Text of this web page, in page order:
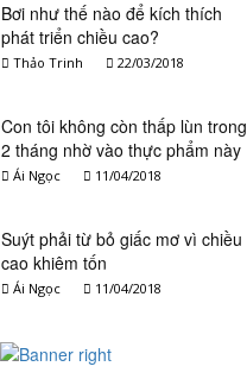
Bơi như thế nào để kích thích
phát triển chiều cao?
Thảo Trinh 22/03/2018
Con tôi không còn thấp lùn trong
2 tháng nhờ vào thực phẩm này
Ái Ngọc 11/04/2018
Suýt phải từ bỏ giấc mơ vì chiều
cao khiêm tốn
Ái Ngọc 11/04/2018